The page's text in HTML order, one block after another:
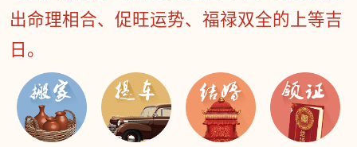
出命理相合、促旺运势、福禄双全的上等吉
日。